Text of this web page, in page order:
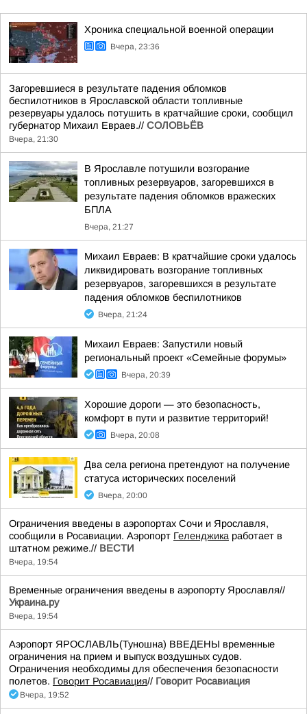
Хроника специальной военной операции
Вчера, 23:36
Загоревшиеся в результате падения обломков
беспилотников в Ярославской области топливные
резервуары удалось потушить в кратчайшие сроки, сообщил
губернатор Михаил Евраев.// СОЛОВЬЁВ
Вчера, 21:30
В Ярославле потушили возгорание
топливных резервуаров, загоревшихся в
результате падения обломков вражеских
БПЛА
Вчера, 21:27
Михаил Евраев: В кратчайшие сроки удалось
ликвидировать возгорание топливных
резервуаров, загоревшихся в результате
падения обломков беспилотников
Вчера, 21:24
Михаил Евраев: Запустили новый
региональный проект «Семейные форумы»
Вчера, 20:39
Хорошие дороги — это безопасность,
комфорт в пути и развитие территорий!
Вчера, 20:08
Два села региона претендуют на получение
статуса исторических поселений
Вчера, 20:00
Ограничения введены в аэропортах Сочи и Ярославля,
сообщили в Росавиации. Аэропорт Геленджика работает в
штатном режиме.// ВЕСТИ
Вчера, 19:54
Временные ограничения введены в аэропорту Ярославля//
Украина.ру
Вчера, 19:54
Аэропорт ЯРОСЛАВЛЬ(Туношна) ВВЕДЕНЫ временные
ограничения на прием и выпуск воздушных судов.
Ограничения необходимы для обеспечения безопасности
полетов. Говорит Росавиация// Говорит Росавиация
Вчера, 19:52